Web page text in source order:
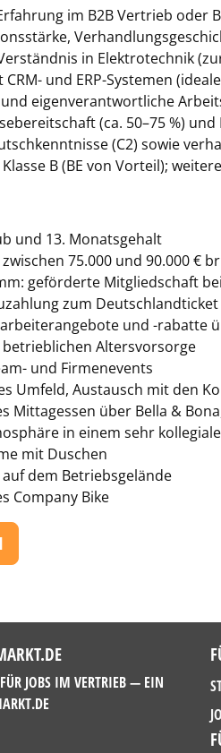
im B2B Vertrieb oder
in Elektrotechnik
und ERP-Systemen
eigenverantwortliche
(ca. 50–75 %)
(C2) sowie
B (BE von Vorteil);
und 13. Monatsgehalt
75.000 und 90.000 €
geförderte Mitgliedschaft
zum Deutschlandticket
und -rabatte
Altersvorsorge
und Firmenevents
Umfeld, Austausch mit den
Mittagessen über Bella &
in einem sehr
mit Duschen
auf dem Betriebsgelände
Company Bike
JOBS IM VERTRIEB — EIN